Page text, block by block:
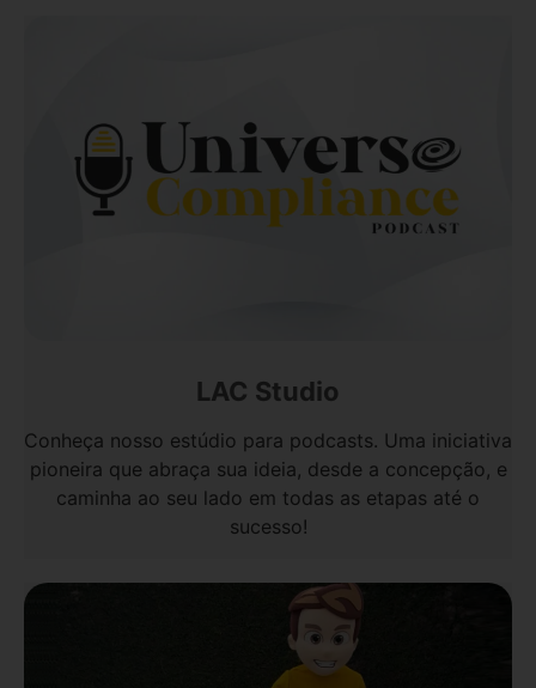
LAC Studio
Conheça nosso estúdio para podcasts. Uma iniciativa
pioneira que abraça sua ideia, desde a concepção, e
caminha ao seu lado em todas as etapas até o
sucesso!